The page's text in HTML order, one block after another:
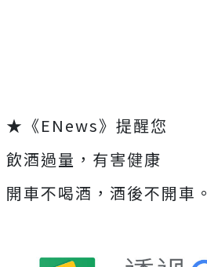
★《ENews》提醒您
飲酒過量，有害健康
開車不喝酒，酒後不開車。